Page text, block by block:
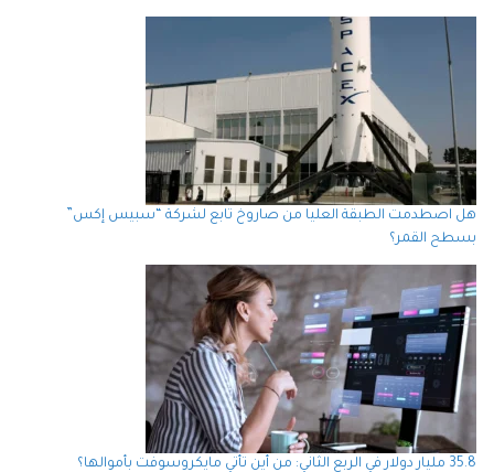
هل اصطدمت الطبقة العليا من صاروخ تابع لشركة “سبيس إكس”
بسطح القمر؟
35.8 مليار دولار في الربع الثاني: من أين تأتي مايكروسوفت بأموالها؟